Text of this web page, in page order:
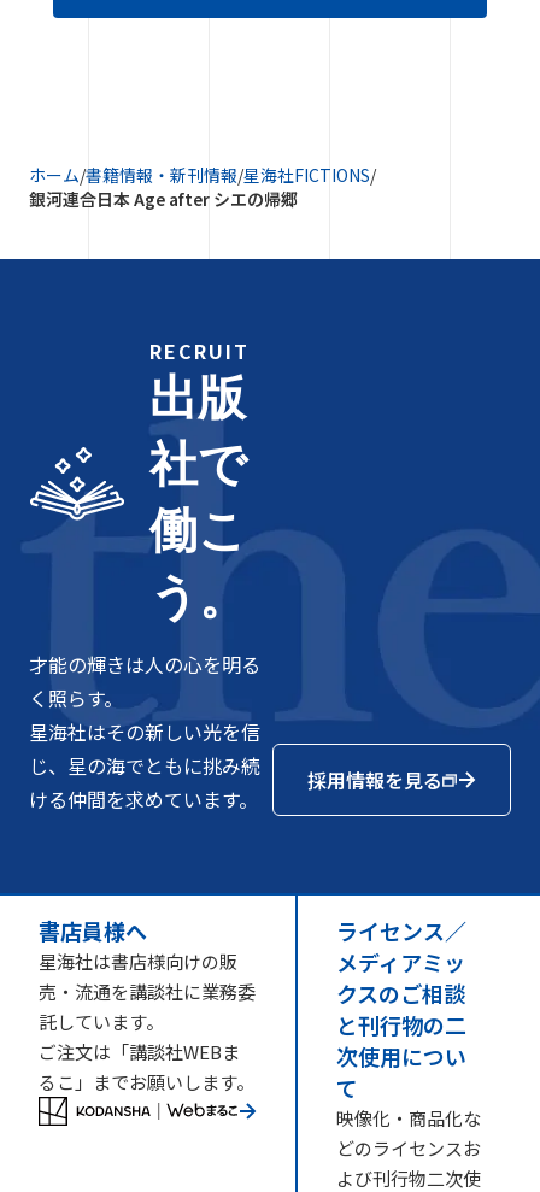
ホーム/書籍情報・新刊情報/星海社FICTIONS/
銀河連合日本 Age after シエの帰郷
RECRUIT
出版
社で
働こ
う。
才能の輝きは人の心を明る
く照らす。
星海社はその新しい光を信
じ、星の海でともに挑み続
ける仲間を求めています。
採用情報を見る
書店員様へ
星海社は書店様向けの販
売・流通を講談社に業務委
託しています。
ご注文は「講談社WEBま
るこ」までお願いします。
ライセンス／
メディアミッ
クスのご相談
と刊行物の二
次使用につい
て
映像化・商品化な
どのライセンスお
よび刊行物二次使